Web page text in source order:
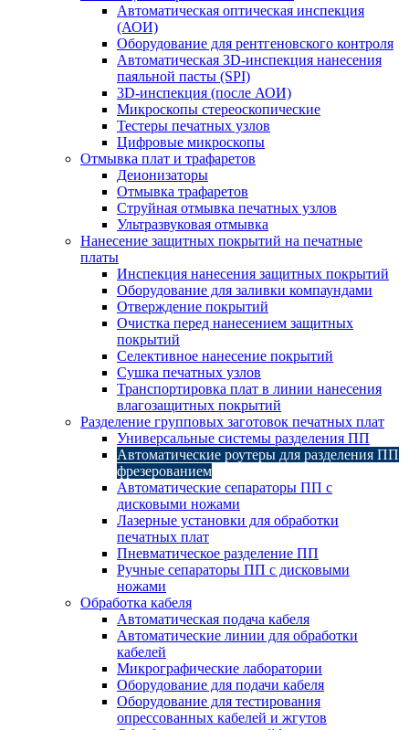
Автоматическая оптическая инспекция
(АОИ)
Оборудование для рентгеновского контроля
Автоматическая 3D-инспекция нанесения
паяльной пасты (SPI)
3D-инспекция (после АОИ)
Микроскопы стереоскопические
Тестеры печатных узлов
Цифровые микроскопы
Отмывка плат и трафаретов
Деионизаторы
Отмывка трафаретов
Струйная отмывка печатных узлов
Ультразвуковая отмывка
Нанесение защитных покрытий на печатные
платы
Инспекция нанесения защитных покрытий
Оборудование для заливки компаундами
Отверждение покрытий
Очистка перед нанесением защитных
покрытий
Селективное нанесение покрытий
Сушка печатных узлов
Транспортировка плат в линии нанесения
влагозащитных покрытий
Разделение групповых заготовок печатных плат
Универсальные системы разделения ПП
Автоматические роутеры для разделения ПП
фрезерованием
Автоматические сепараторы ПП с
дисковыми ножами
Лазерные установки для обработки
печатных плат
Пневматическое разделение ПП
Ручные сепараторы ПП с дисковыми
ножами
Обработка кабеля
Автоматическая подача кабеля
Автоматические линии для обработки
кабелей
Микрографические лаборатории
Оборудование для подачи кабеля
Оборудование для тестирования
опрессованных кабелей и жгутов